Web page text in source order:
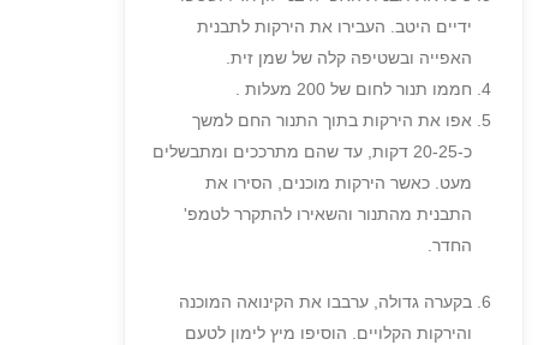
ידיים היטב. העבירו את הירקות לתבנית
האפייה ובשטיפה קלה של שמן זית.
חממו תנור לחום של 200 מעלות .
אפו את הירקות בתוך התנור החם למשך
כ-20-25 דקות, עד שהם מתרככים ומתבשלים
מעט. כאשר הירקות מוכנים, הסירו את
התבנית מהתנור והשאירו להתקרר לטמפ'
החדר.
בקערה גדולה, ערבבו את הקינואה המוכנה
והירקות הקלויים. הוסיפו מיץ לימון לטעם